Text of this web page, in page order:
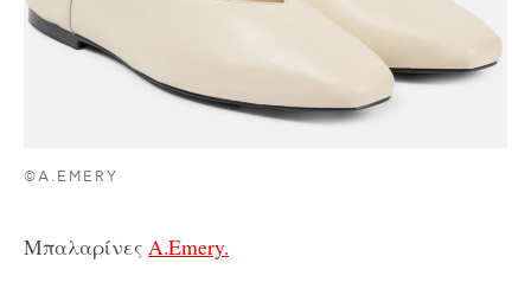
©A.EMERY
Μπαλαρίνες A.Emery.